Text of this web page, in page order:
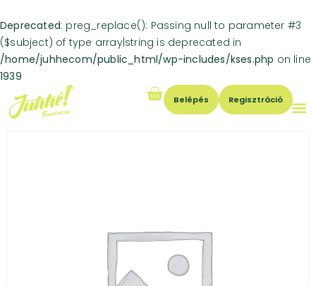
Deprecated: preg_replace(): Passing null to parameter #3
($subject) of type array|string is deprecated in
/home/juhhecom/public_html/wp-includes/kses.php on line
1939
Belépés Regisztráció